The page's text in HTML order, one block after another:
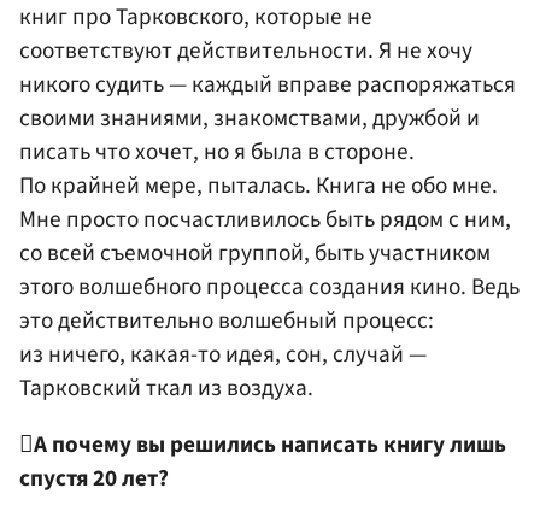
книг про Тарковского, которые не
соответствуют действительности. Я не хочу
никого судить — каждый вправе распоряжаться
своими знаниями, знакомствами, дружбой и
писать что хочет, но я была в стороне.
По крайней мере, пыталась. Книга не обо мне.
Мне просто посчастливилось быть рядом с ним,
со всей съемочной группой, быть участником
этого волшебного процесса создания кино. Ведь
это действительно волшебный процесс:
из ничего, какая-то идея, сон, случай —
Тарковский ткал из воздуха.
А почему вы решились написать книгу лишь
спустя 20 лет?